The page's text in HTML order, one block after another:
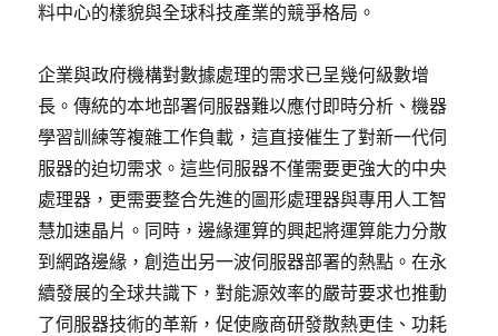
料中心的樣貌與全球科技產業的競爭格局。
企業與政府機構對數據處理的需求已呈幾何級數增
長。傳統的本地部署伺服器難以應付即時分析、機器
學習訓練等複雜工作負載，這直接催生了對新一代伺
服器的迫切需求。這些伺服器不僅需要更強大的中央
處理器，更需要整合先進的圖形處理器與專用人工智
慧加速晶片。同時，邊緣運算的興起將運算能力分散
到網路邊緣，創造出另一波伺服器部署的熱點。在永
續發展的全球共識下，對能源效率的嚴苛要求也推動
了伺服器技術的革新，促使廠商研發散熱更佳、功耗